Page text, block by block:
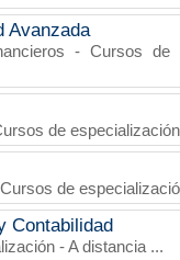
Avanzada
- Cursos de
de
de
Contabilidad
- A distancia ...